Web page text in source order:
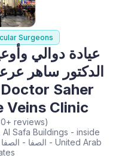
Surgeons
عيادة دوالي
الدكتور ساهر
Veins Clinic
reviews)
Safa Buildings - inside